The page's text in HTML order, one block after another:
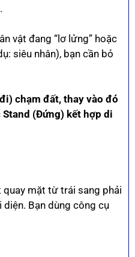
vật đang “lơ lửng” hoặc
siêu nhân), bạn cần bỏ
chạm đất, thay vào đó
(Đứng) kết hợp di
quay mặt từ trái sang phải
Bạn dùng công cụ